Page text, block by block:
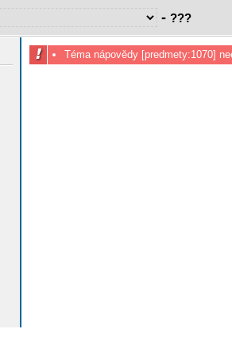
- ???
Téma nápovědy [predmety:1070]